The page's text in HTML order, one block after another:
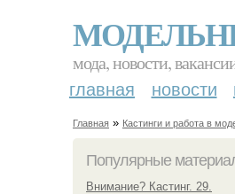
мода, новости,
главная новости
Главная » Кастинги и работа в
Популярные
Внимание? Кастинг. 29.